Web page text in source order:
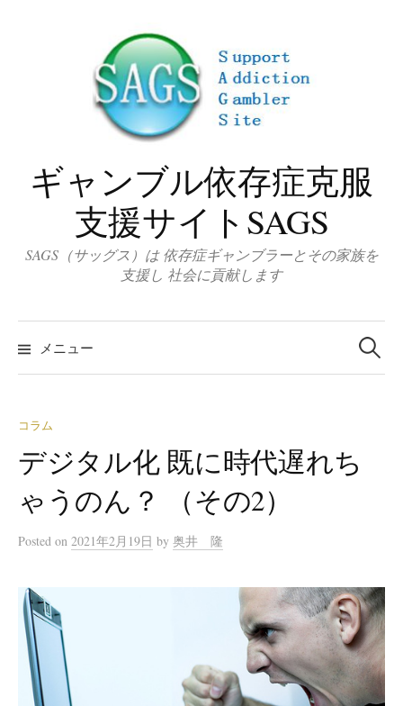
ギャンブル依存症克服
支援サイトSAGS
SAGS（サッグス）は 依存症ギャンブラーとその家族を
支援し 社会に貢献します
メニュー 索
コラム
デジタル化 既に時代遅れち
ゃうのん？ （その2）
Posted on 2021年2月19日 by 奥井 隆